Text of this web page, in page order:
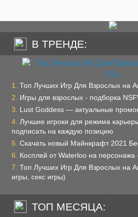
В ТРЕНДЕ:
Топ Лучших Игр Для Взрослых на
Игры для взрослых - подборка
Lust Goddess — актуальные
Лучшие игроки для режима
подписать на каждую позицию
Скачать новый Майнкрафт 2021
Косплей от Waterloo на персонажа
Топ Лучших Игр Для Взрослых на
игры, секс игры)
ТОП МЕСЯЦА: